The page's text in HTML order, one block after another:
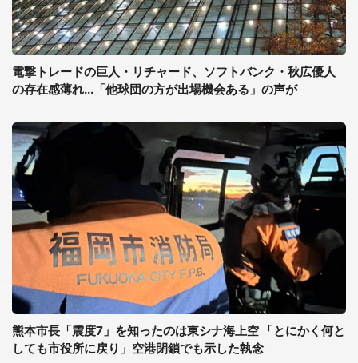
電撃トレードの巨人・リチャード、ソフトバンク・秋広優人
の存在感薄れ...「他球団の方が出場機会ある」の声が
熊本市長「震度7」を知ったのは東シナ海上空 「とにかく何と
しても市役所に戻り」空港閉鎖でも示した執念